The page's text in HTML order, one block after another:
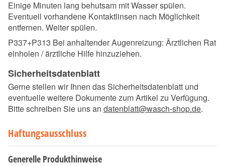
Einige Minuten lang behutsam mit Wasser spülen.
Eventuell vorhandene Kontaktlinsen nach Möglichkeit
entfernen. Weiter spülen.
P337+P313 Bei anhaltender Augenreizung: Ärztlichen Rat
einholen / ärztliche Hilfe hinzuziehen.
Sicherheitsdatenblatt
Gerne stellen wir Ihnen das Sicherheitsdatenblatt und
eventuelle weitere Dokumente zum Artikel zu Verfügung.
Bitte schreiben Sie uns an datenblatt@wasch-shop.de.
Haftungsausschluss
Generelle Produkthinweise